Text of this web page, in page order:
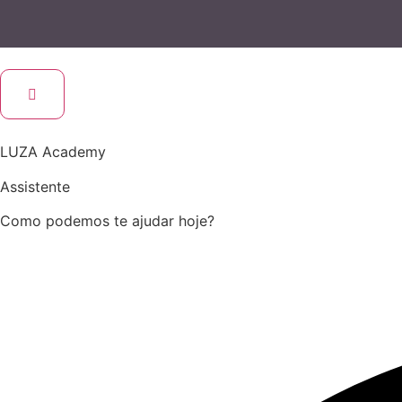
LUZA Academy
Assistente
Como podemos te ajudar hoje?